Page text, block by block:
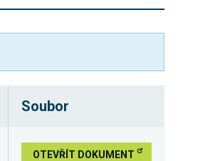
Soubor
OTEVŘÍT DOKUMENT